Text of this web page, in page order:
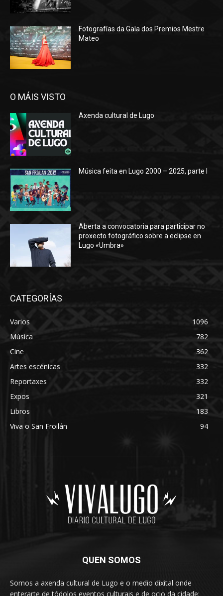
Fotografías da Gala dos Premios Mestre
Mateo
O MÁIS VISTO
Axenda cultural de Lugo
Música feita en Lugo 2000 – 2025, parte I
Aberta a convocatoria para participar no
proxecto fotográfico sobre a eclipse en
Lugo «Umbra»
CATEGORÍAS
Varios
1096
Música
782
Cine
362
Artes escénicas
332
Reportaxes
332
Expos
321
Libros
183
Viva o San Froilán
94
QUEN SOMOS
Somos a axenda cultural de Lugo e o medio dixital onde
enterarte de tódolos eventos culturais e de ocio da cidade: